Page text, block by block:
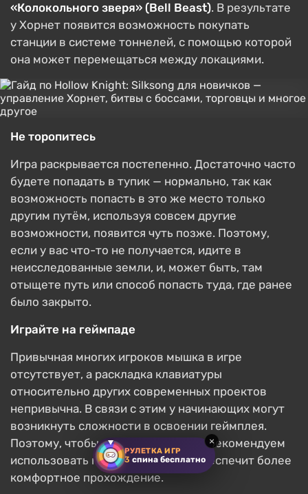
РУЛЕТКА ИГР
3 спина бесплатно
×
«Колокольного зверя» (Bell Beast). В результате
у Хорнет появится возможность покупать
станции в системе тоннелей, с помощью которой
она может перемещаться между локациями.
Не торопитесь
Игра раскрывается постепенно. Достаточно часто
будете попадать в тупик — нормально, так как
возможность попасть в это же место только
другим путём, используя совсем другие
возможности, появится чуть позже. Поэтому,
если у вас что-то не получается, идите в
неисследованные земли, и, может быть, там
отыщете путь или способ попасть туда, где ранее
было закрыто.
Играйте на геймпаде
Привычная многих игроков мышка в игре
отсутствует, а раскладка клавиатуры
относительно других современных проектов
непривычна. В связи с этим у начинающих могут
возникнуть сложности в освоении геймплея.
Поэтому, чтобы не переучиваться, рекомендуем
использовать геймпад, который обеспечит более
комфортное прохождение.